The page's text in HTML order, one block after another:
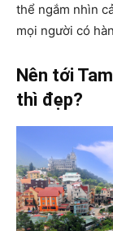
thể ngắm nhìn
mọi người có
Nên tới
thì đẹp?